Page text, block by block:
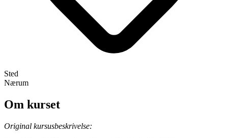
Sted
Nærum
Om kurset
Original kursusbeskrivelse: